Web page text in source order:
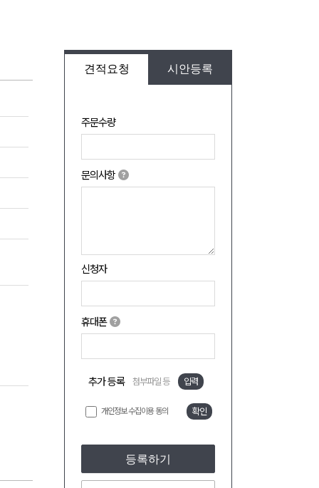
견적요청 시안등록
주문수량
문의사항
신청자
휴대폰
추가 등록 첨부파일 등 입력
개인정보 수집이용 동의 확인
등록하기